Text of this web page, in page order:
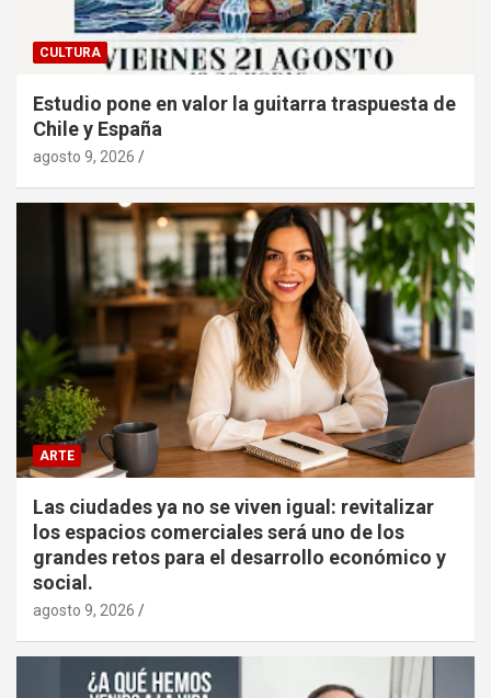
CULTURA
Estudio pone en valor la guitarra traspuesta de
Chile y España
agosto 9, 2026
ARTE
Las ciudades ya no se viven igual: revitalizar
los espacios comerciales será uno de los
grandes retos para el desarrollo económico y
social.
agosto 9, 2026